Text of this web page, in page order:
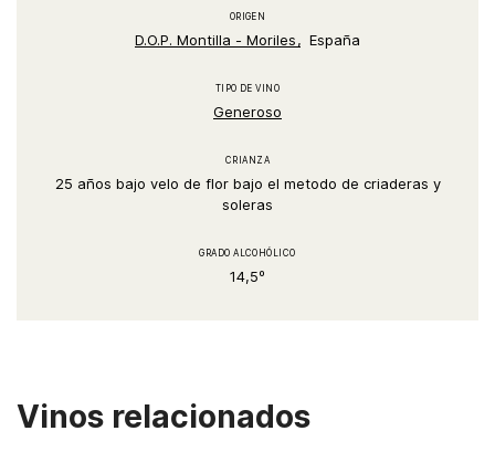
ORIGEN
D.O.P. Montilla - Moriles España
TIPO DE VINO
Generoso
CRIANZA
25 años bajo velo de flor bajo el metodo de criaderas y
soleras
GRADO ALCOHÓLICO
14,5º
Vinos relacionados